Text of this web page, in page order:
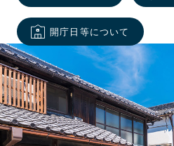
開庁日等について